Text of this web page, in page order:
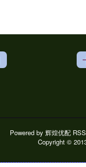
Powered by 辉煌优配
Copyright ©